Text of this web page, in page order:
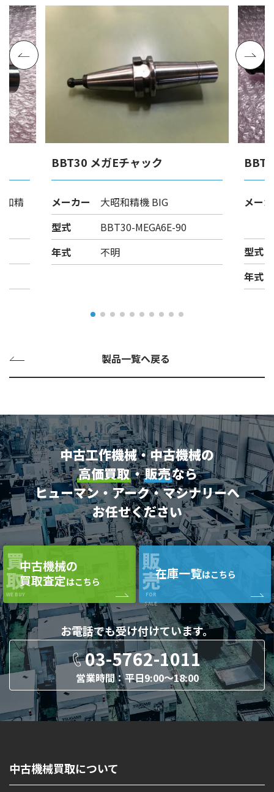
和精
BBT30 メガEチャック
メーカー
大昭和精機 BIG
型式
BBT30-MEGA6E-90
年式
不明
メー
型式
年式
製品一覧へ戻る
中古工作機械・中古機械の
高価買取・販売なら
ヒューマン・アーク・マシナリーへ
お任せください
買
取
WE BUY
中古機械の
買取査定はこちら
販
売
FOR
SALE
在庫一覧はこちら
お電話でも受け付けています。
03-5762-1011
営業時間：平日9:00〜18:00
中古機械買取について